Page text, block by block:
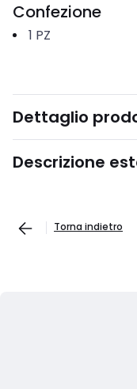
Confezione
1 PZ
Dettaglio
Descrizione
Torna indietro